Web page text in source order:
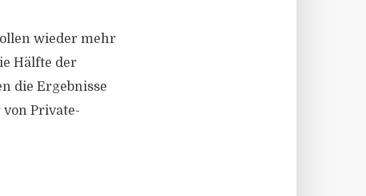
wieder mehr
Hälfte der
die Ergebnisse
Private-